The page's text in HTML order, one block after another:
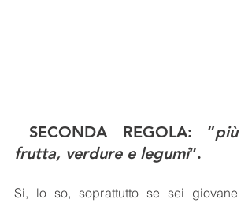
SECONDA REGOLA: ”più
frutta, verdure e legumi”.
Si, lo so, soprattutto se sei giovane